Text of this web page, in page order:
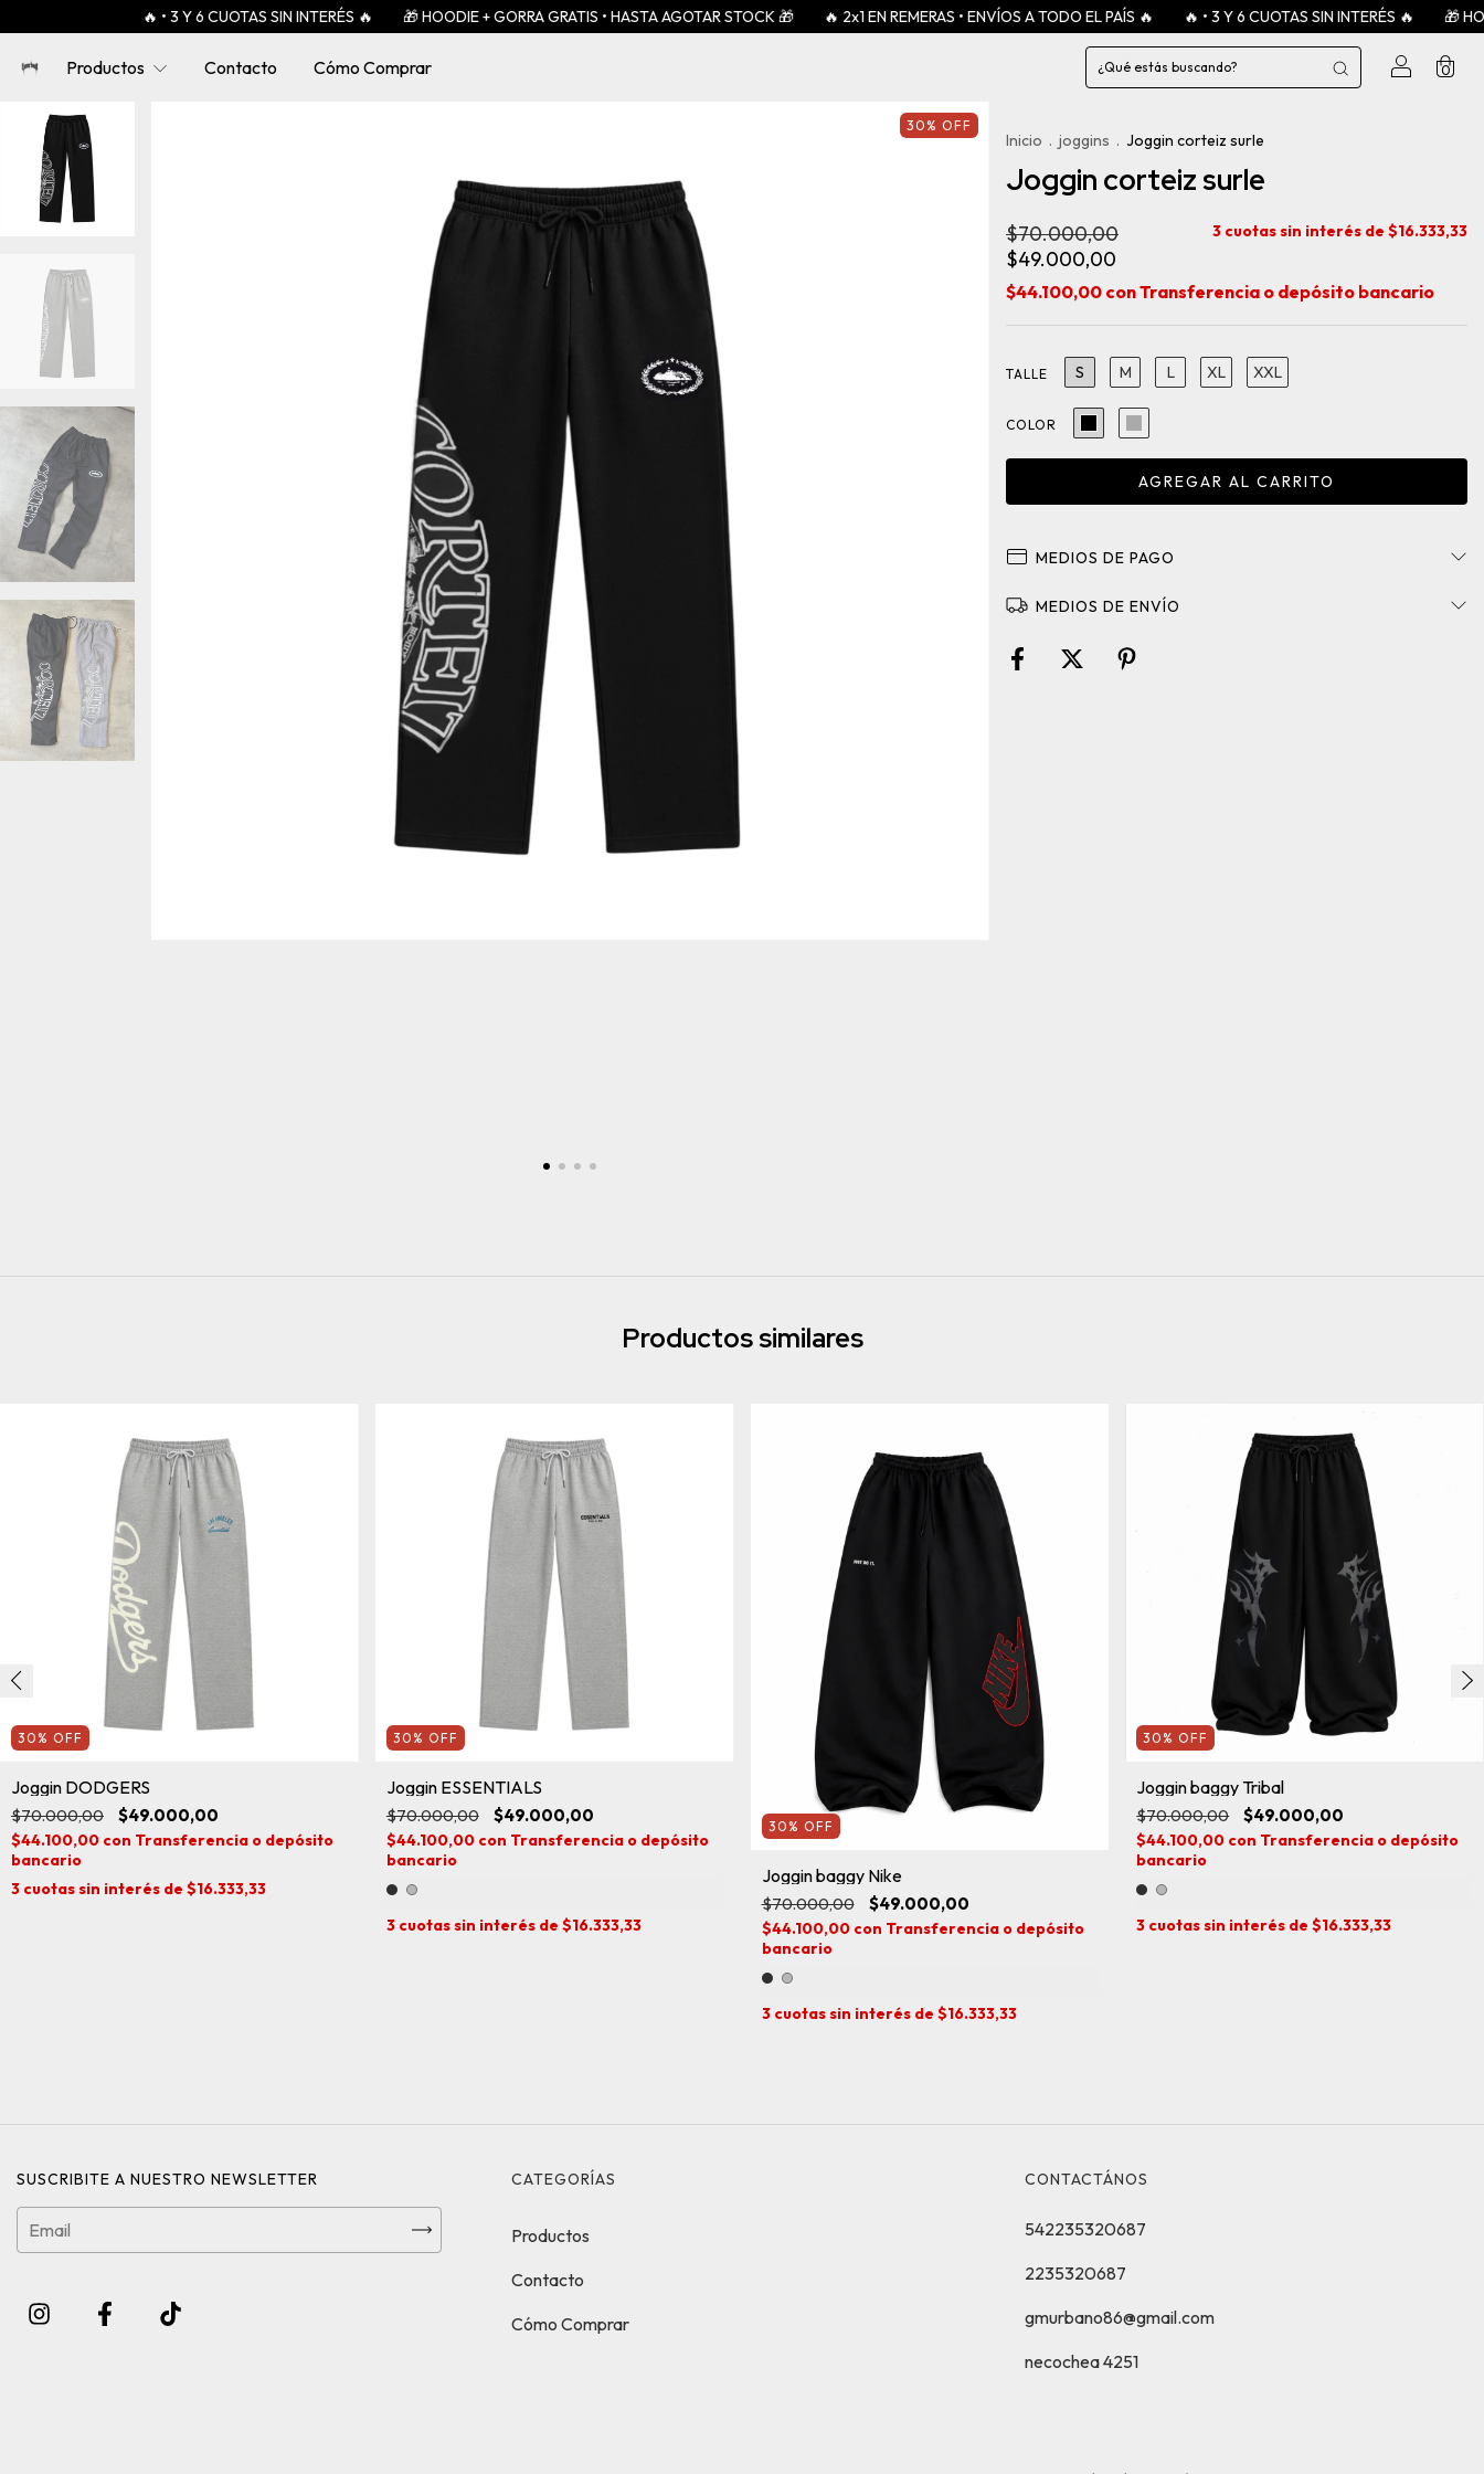
🔥 • 3 Y 6 CUOTAS SIN INTERÉS 🔥 🎁 HOODIE + GORRA GRATIS • HASTA AGOTAR STOCK 🎁 🔥 2x1 EN REMERAS • ENVÍOS A TODO EL PAÍS 🔥 🔥 • 3 Y 6 CUOTAS SIN INTERÉS 🔥 🎁 HOODIE
Productos Contacto Cómo Comprar 0
30 % OFF
Inicio . joggins . Joggin corteiz surle
Joggin corteiz surle
$70.000,00
$49.000,00
3 cuotas sin interés de $16.333,33
$44.100,00 conTransferencia o depósito bancario
TALLE S M L XL XXL
COLOR
MEDIOS DE PAGO
MEDIOS DE ENVÍO
Productos similares
30 % OFF
Joggin DODGERS
$70.000,00 $49.000,00
$44.100,00 con Transferencia o depósito
bancario
3 cuotas sin interés de $16.333,33
30 % OFF
Joggin ESSENTIALS
$70.000,00 $49.000,00
$44.100,00 con Transferencia o depósito
bancario
3 cuotas sin interés de $16.333,33
30 % OFF
Joggin baggy Nike
$70.000,00 $49.000,00
$44.100,00 con Transferencia o depósito
bancario
3 cuotas sin interés de $16.333,33
30 %OFF
Joggin baggy Tribal
$70.000,00 $49.000,00
$44.100,00 con Transferencia o depósito
bancario
3 cuotas sin interés de$16.333,33
SUSCRIBITE A NUESTRO NEWSLETTER CATEGORÍAS
Productos
Contacto
Cómo Comprar
CONTACTÁNOS
542235320687
2235320687
gmurbano86@gmail.com
necochea 4251